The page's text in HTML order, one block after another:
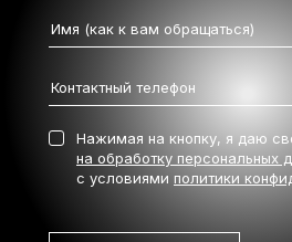
Нажимая на кнопку, я даю
на обработку персональных
с условиями политики